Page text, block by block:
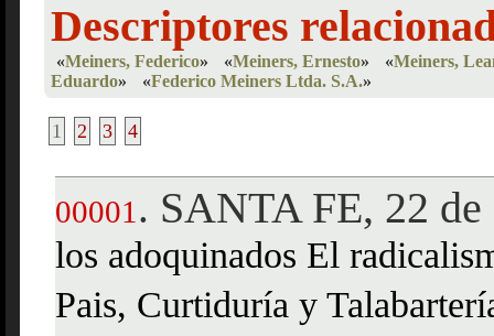
Descriptores
«Meiners, Federico» «Meiners, Ernesto» «Meiners,
Eduardo» «Federico Meiners Ltda. S.A.»
1 2 3 4
00001 . SANTA FE, 22
los adoquinados El
Pais, Curtiduría y